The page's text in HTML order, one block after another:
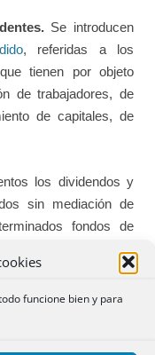
funcione bien y para
Se introducen
, referidas a los
tienen por objeto
de trabajadores, de
de capitales, de
dividendos y
sin mediación de
fondos de
para la
a rentas